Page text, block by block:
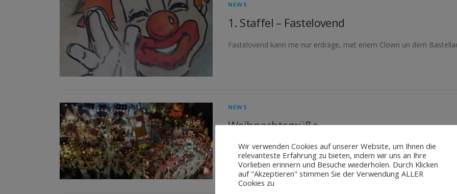
NEWS
1. Staffel – Fastelovend
Fastelovend kann me nur erdrage, met enem Clown un dem
NEWS
Weihnachtsgrüße
Wir wünschen ein wunderschönes Weihnachtsfest zum Innehalten,
Jahr 2022, begleitet von Gesundheit, Glück und guter Balance.
Wir verwenden Cookies auf unserer Website, um Ihnen die
relevanteste Erfahrung zu bieten, indem wir uns an Ihre
Vorlieben erinnern und Besuche wiederholen. Durch Klicken
auf "Akzeptieren" stimmen Sie der Verwendung ALLER
Cookies zu